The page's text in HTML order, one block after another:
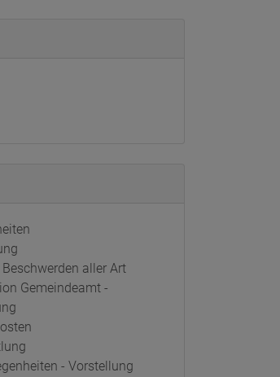
aller Art
Gemeindeamt -
- Vorstellung